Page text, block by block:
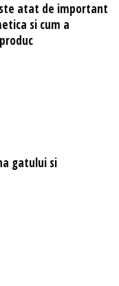
atat de important
si cum a
gatului si